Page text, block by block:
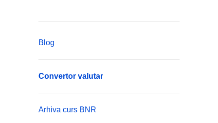
Blog
Convertor valutar
Arhiva curs BNR